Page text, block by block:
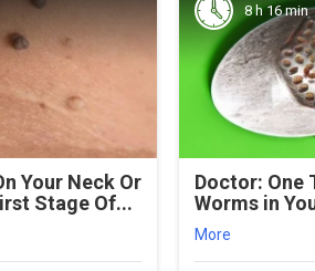
Your Neck Or
Stage Of...
8 h 16 min
Doctor: One
Worms in
More